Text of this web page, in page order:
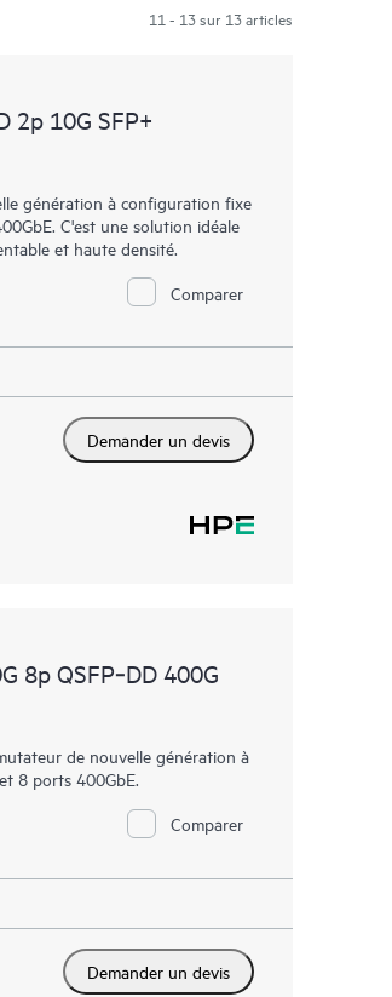
11 - 13 sur 13 articles
2p 10G SFP+
génération à configuration fixe
C'est une solution idéale
et haute densité.
Comparer
Demander un devis
8p QSFP‑DD 400G
de nouvelle génération à
8 ports 400GbE.
Comparer
Demander un devis